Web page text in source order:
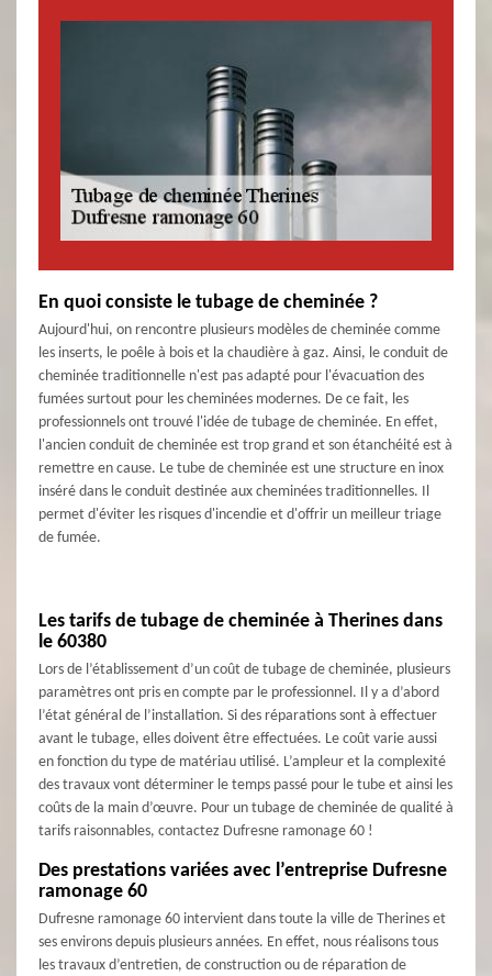
En quoi consiste le tubage de cheminée ?
Aujourd'hui, on rencontre plusieurs modèles de cheminée comme
les inserts, le poêle à bois et la chaudière à gaz. Ainsi, le conduit de
cheminée traditionnelle n'est pas adapté pour l'évacuation des
fumées surtout pour les cheminées modernes. De ce fait, les
professionnels ont trouvé l'idée de tubage de cheminée. En effet,
l'ancien conduit de cheminée est trop grand et son étanchéité est à
remettre en cause. Le tube de cheminée est une structure en inox
inséré dans le conduit destinée aux cheminées traditionnelles. Il
permet d'éviter les risques d'incendie et d'offrir un meilleur triage
de fumée.
Les tarifs de tubage de cheminée à Therines dans
le 60380
Lors de l’établissement d’un coût de tubage de cheminée, plusieurs
paramètres ont pris en compte par le professionnel. Il y a d’abord
l’état général de l’installation. Si des réparations sont à effectuer
avant le tubage, elles doivent être effectuées. Le coût varie aussi
en fonction du type de matériau utilisé. L’ampleur et la complexité
des travaux vont déterminer le temps passé pour le tube et ainsi les
coûts de la main d’œuvre. Pour un tubage de cheminée de qualité à
tarifs raisonnables, contactez Dufresne ramonage 60 !
Des prestations variées avec l’entreprise Dufresne
ramonage 60
Dufresne ramonage 60 intervient dans toute la ville de Therines et
ses environs depuis plusieurs années. En effet, nous réalisons tous
les travaux d’entretien, de construction ou de réparation de